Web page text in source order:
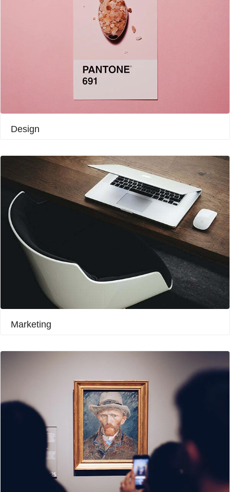
Design​
Marketing